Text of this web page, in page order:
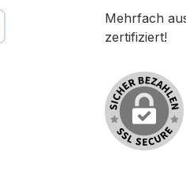
Mehrfach
zertifiziert!